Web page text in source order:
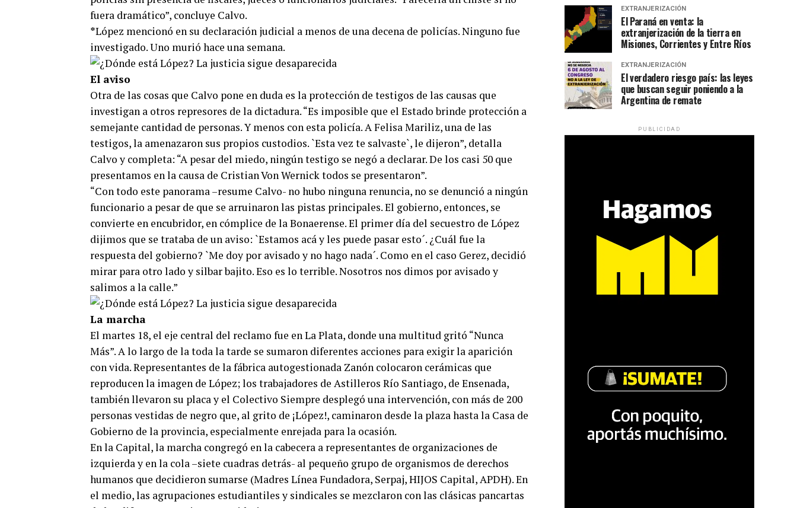
fuera dramático”, concluye Calvo.
*López mencionó en su declaración judicial a menos de una decena de policías. Ninguno fue
investigado. Uno murió hace una semana.
El aviso
Otra de las cosas que Calvo pone en duda es la protección de testigos de las causas que
investigan a otros represores de la dictadura. “Es imposible que el Estado brinde protección a
semejante cantidad de personas. Y menos con esta policía. A Felisa Mariliz, una de las
testigos, la amenazaron sus propios custodios. `Esta vez te salvaste`, le dijeron”, detalla
Calvo y completa: “A pesar del miedo, ningún testigo se negó a declarar. De los casi 50 que
presentamos en la causa de Cristian Von Wernick todos se presentaron”.
“Con todo este panorama –resume Calvo- no hubo ninguna renuncia, no se denunció a ningún
funcionario a pesar de que se arruinaron las pistas principales. El gobierno, entonces, se
convierte en encubridor, en cómplice de la Bonaerense. El primer día del secuestro de López
dijimos que se trataba de un aviso: `Estamos acá y les puede pasar esto´. ¿Cuál fue la
respuesta del gobierno? `Me doy por avisado y no hago nada´. Como en el caso Gerez, decidió
mirar para otro lado y silbar bajito. Eso es lo terrible. Nosotros nos dimos por avisado y
salimos a la calle.”
La marcha
El martes 18, el eje central del reclamo fue en La Plata, donde una multitud gritó “Nunca
Más”. A lo largo de la toda la tarde se sumaron diferentes acciones para exigir la aparición
con vida. Representantes de la fábrica autogestionada Zanón colocaron cerámicas que
reproducen la imagen de López; los trabajadores de Astilleros Río Santiago, de Ensenada,
también llevaron su placa y el Colectivo Siempre desplegó una intervención, con más de 200
personas vestidas de negro que, al grito de ¡López!, caminaron desde la plaza hasta la Casa de
Gobierno de la provincia, especialmente enrejada para la ocasión.
En la Capital, la marcha congregó en la cabecera a representantes de organizaciones de
izquierda y en la cola –siete cuadras detrás- al pequeño grupo de organismos de derechos
humanos que decidieron sumarse (Madres Línea Fundadora, Serpaj, HIJOS Capital, APDH). En
el medio, las agrupaciones estudiantiles y sindicales se mezclaron con las clásicas pancartas
EXTRANJERIZACIÓN
El Paraná en venta: la
extranjerización de la tierra en
Misiones, Corrientes y Entre Ríos
EXTRANJERIZACIÓN
El verdadero riesgo país: las leyes
que buscan seguir poniendo a la
Argentina de remate
PUBLICIDAD